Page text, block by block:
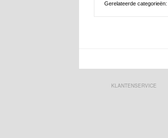
Gerelateerde categorieën:
KLANTENSERVICE